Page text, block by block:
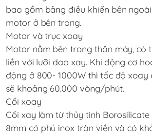
bao gồm bảng điều khiển bên
motor ở bên trong.
Motor và trục xoay
Motor nằm bên trong thân máy, có
liền với lưỡi dao xay. Khi động cơ
động ở 800- 1000W thì tốc độ xoay
sẽ khoảng 60.000 vòng/phút.
Cối xoay
Cối xay làm từ thủy tinh
8mm có phủ inox tràn viền và có